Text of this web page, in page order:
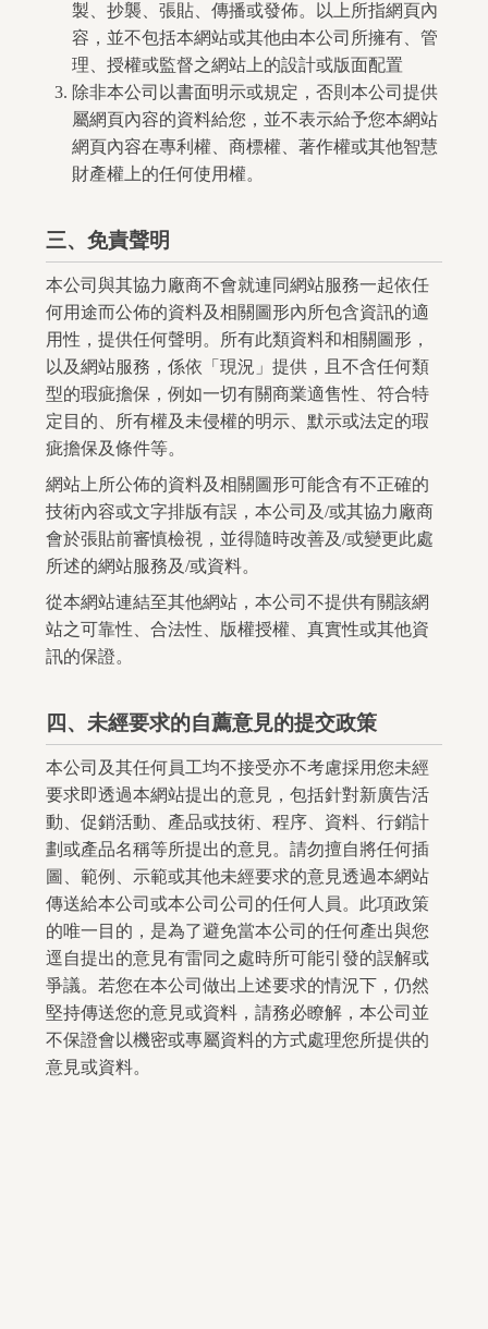
製、抄襲、張貼、傳播或發佈。以上所指網頁內
容，並不包括本網站或其他由本公司所擁有、管
理、授權或監督之網站上的設計或版面配置
除非本公司以書面明示或規定，否則本公司提供
屬網頁內容的資料給您，並不表示給予您本網站
網頁內容在專利權、商標權、著作權或其他智慧
財產權上的任何使用權。
三、免責聲明
本公司與其協力廠商不會就連同網站服務一起依任
何用途而公佈的資料及相關圖形內所包含資訊的適
用性，提供任何聲明。所有此類資料和相關圖形，
以及網站服務，係依「現況」提供，且不含任何類
型的瑕疵擔保，例如一切有關商業適售性、符合特
定目的、所有權及未侵權的明示、默示或法定的瑕
疵擔保及條件等。
網站上所公佈的資料及相關圖形可能含有不正確的
技術內容或文字排版有誤，本公司及/或其協力廠商
會於張貼前審慎檢視，並得隨時改善及/或變更此處
所述的網站服務及/或資料。
從本網站連結至其他網站，本公司不提供有關該網
站之可靠性、合法性、版權授權、真實性或其他資
訊的保證。
四、未經要求的自薦意見的提交政策
本公司及其任何員工均不接受亦不考慮採用您未經
要求即透過本網站提出的意見，包括針對新廣告活
動、促銷活動、產品或技術、程序、資料、行銷計
劃或產品名稱等所提出的意見。請勿擅自將任何插
圖、範例、示範或其他未經要求的意見透過本網站
傳送給本公司或本公司公司的任何人員。此項政策
的唯一目的，是為了避免當本公司的任何產出與您
逕自提出的意見有雷同之處時所可能引發的誤解或
爭議。若您在本公司做出上述要求的情況下，仍然
堅持傳送您的意見或資料，請務必瞭解，本公司並
不保證會以機密或專屬資料的方式處理您所提供的
意見或資料。